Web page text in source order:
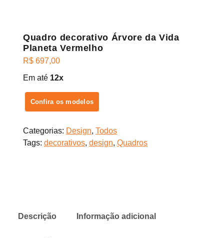
Quadro decorativo Árvore da Vida
Planeta Vermelho
R$ 697,00
Em até 12x
Confira os modelos
Categorias: Design, Todos
Tags: decorativos, design, Quadros
Descrição Informação adicional